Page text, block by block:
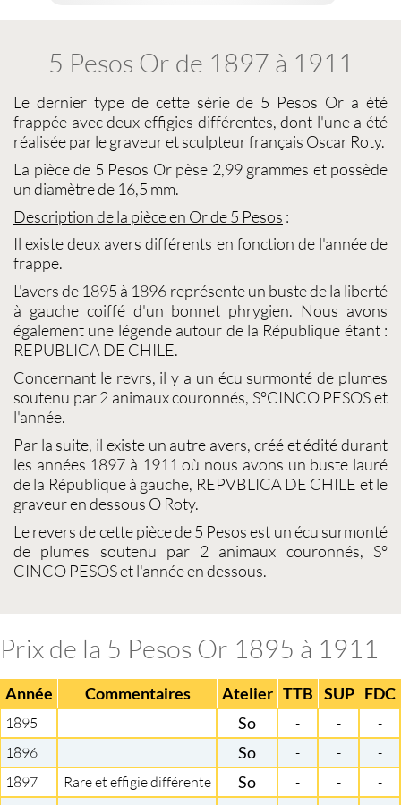
5 Pesos Or de 1897 à 1911
Le dernier type de cette série de 5 Pesos Or a été
frappée avec deux effigies différentes, dont l'une a été
réalisée par le graveur et sculpteur français Oscar Roty.
La pièce de 5 Pesos Or pèse 2,99 grammes et possède
un diamètre de 16,5 mm.
Description de la pièce en Or de5 Pesos :
Il existe deux avers différents en fonction de l'année de
frappe.
L'avers de 1895 à 1896 représente un buste de la liberté
à gauche coiffé d'un bonnet phrygien. Nous avons
également une légende autour de la République étant :
REPUBLICA DE CHILE.
Concernant le revrs, il y a un écu surmonté de plumes
soutenu par 2 animaux couronnés, S°CINCO PESOS et
l'année.
Par la suite, il existe un autre avers, créé et édité durant
les années 1897 à 1911 où nous avons un buste lauré
de la République à gauche, REPVBLICA DE CHILE et le
graveur en dessous O Roty.
Le revers de cette pièce de5 Pesosest un écu surmonté
de plumes soutenu par 2 animaux couronnés, S°
CINCO PESOS et l'année en dessous.
Prix de la 5 Pesos Or 1895 à 1911
Année Commentaires Atelier TTB SUP FDC
1895 So - -
-
1896
So - -
-
1897
Rare et effigie différente So - -
-